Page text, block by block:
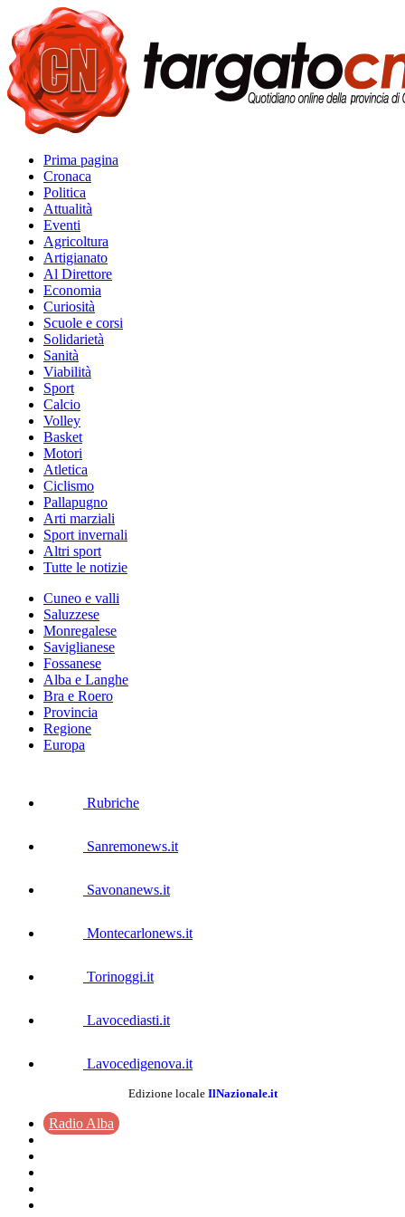
Prima pagina
Cronaca
Politica
Attualità
Eventi
Agricoltura
Artigianato
Al Direttore
Economia
Curiosità
Scuole e corsi
Solidarietà
Sanità
Viabilità
Sport
Calcio
Volley
Basket
Motori
Atletica
Ciclismo
Pallapugno
Arti marziali
Sport invernali
Altri sport
Tutte le notizie
Cuneo e valli
Saluzzese
Monregalese
Saviglianese
Fossanese
Alba e Langhe
Bra e Roero
Provincia
Regione
Europa
Rubriche
Sanremonews.it
Savonanews.it
Montecarlonews.it
Torinoggi.it
Lavocediasti.it
Lavocedigenova.it
Edizione locale IlNazionale.it
Radio Alba